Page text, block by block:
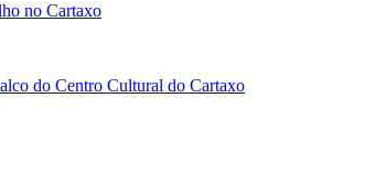
no Cartaxo
do Centro Cultural do Cartaxo